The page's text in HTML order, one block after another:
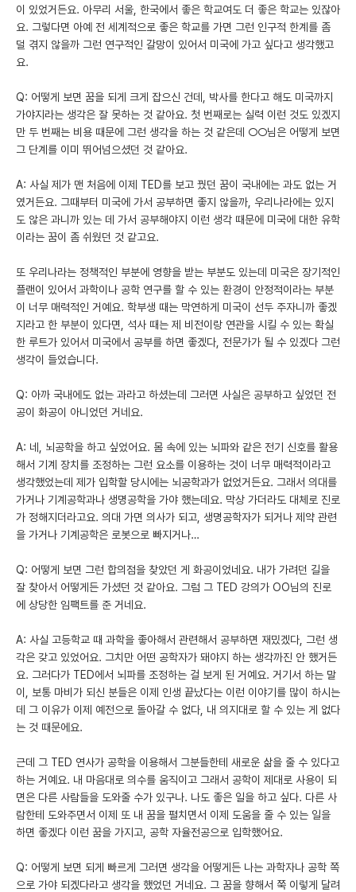
이 있었거든요. 아무리 서울, 한국에서 좋은 학교여도 더 좋은 학교는 있잖아
요. 그렇다면 아예 전 세계적으로 좋은 학교를 가면 그런 인구적 한계를 좀
덜 겪지 않을까 그런 연구적인 갈망이 있어서 미국에 가고 싶다고 생각했고
요.
Q: 어떻게 보면 꿈을 되게 크게 잡으신 건데, 박사를 한다고 해도 미국까지
가야지라는 생각은 잘 못하는 것 같아요. 첫 번째로는 실력 이런 것도 있겠지
만 두 번째는 비용 때문에 그런 생각을 하는 것 같은데 ○○님은 어떻게 보면
그 단계를 이미 뛰어넘으셨던 것 같아요.
A: 사실 제가 맨 처음에 이제 TED를 보고 꿨던 꿈이 국내에는 과도 없는 거
였거든요. 그때부터 미국에 가서 공부하면 좋지 않을까, 우리나라에는 있지
도 않은 과니까 있는 데 가서 공부해야지 이런 생각 때문에 미국에 대한 유학
이라는 꿈이 좀 쉬웠던 것 같고요.
또 우리나라는 정책적인 부분에 영향을 받는 부분도 있는데 미국은 장기적인
플랜이 있어서 과학이나 공학 연구를 할 수 있는 환경이 안정적이라는 부분
이 너무 매력적인 거예요. 학부생 때는 막연하게 미국이 선두 주자니까 좋겠
지라고 한 부분이 있다면, 석사 때는 제 비전이랑 연관을 시킬 수 있는 확실
한 루트가 있어서 미국에서 공부를 하면 좋겠다, 전문가가 될 수 있겠다 그런
생각이 들었습니다.
Q: 아까 국내에도 없는 과라고 하셨는데 그러면 사실은 공부하고 싶었던 전
공이 화공이 아니었던 거네요.
A: 네, 뇌공학을 하고 싶었어요. 몸 속에 있는 뇌파와 같은 전기 신호를 활용
해서 기계 장치를 조정하는 그런 요소를 이용하는 것이 너무 매력적이라고
생각했었는데 제가 입학할 당시에는 뇌공학과가 없었거든요. 그래서 의대를
가거나 기계공학과나 생명공학을 가야 했는데요. 막상 가더라도 대체로 진로
가 정해지더라고요. 의대 가면 의사가 되고, 생명공학자가 되거나 제약 관련
을 가거나 기계공학은 로봇으로 빠지거나…
Q: 어떻게 보면 그런 합의점을 찾았던 게 화공이었네요. 내가 가려던 길을
잘 찾아서 어떻게든 가셨던 것 같아요. 그럼 그 TED 강의가 OO님의 진로
에 상당한 임팩트를 준 거네요.
A: 사실 고등학교 때 과학을 좋아해서 관련해서 공부하면 재밌겠다, 그런 생
각은 갖고 있었어요. 그치만 어떤 공학자가 돼야지 하는 생각까진 안 했거든
요. 그러다가 TED에서 뇌파를 조정하는 걸 보게 된 거예요. 거기서 하는 말
이, 보통 마비가 되신 분들은 이제 인생 끝났다는 이런 이야기를 많이 하시는
데 그 이유가 이제 예전으로 돌아갈 수 없다, 내 의지대로 할 수 있는 게 없다
는 것 때문에요.
근데 그 TED 연사가 공학을 이용해서 그분들한테 새로운 삶을 줄 수 있다고
하는 거예요. 내 마음대로 의수를 움직이고 그래서 공학이 제대로 사용이 되
면은 다른 사람들을 도와줄 수가 있구나. 나도 좋은 일을 하고 싶다. 다른 사
람한테 도와주면서 이제 또 내 꿈을 펼치면서 이제 도움을 줄 수 있는 일을
하면 좋겠다 이런 꿈을 가지고, 공학 자율전공으로 입학했어요.
Q: 어떻게 보면 되게 빠르게 그러면 생각을 어떻게든 나는 과학자나 공학 쪽
으로 가야 되겠다라고 생각을 했었던 거네요. 그 꿈을 향해서 쭉 이렇게 달려